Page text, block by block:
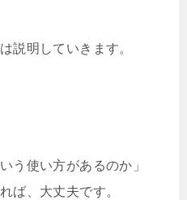
説明していきます。
う使い方があるのか」
ば、大丈夫です。